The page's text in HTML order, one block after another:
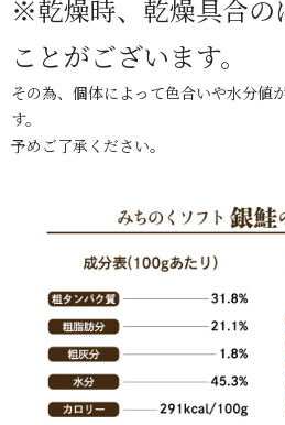
※乾燥時、乾燥具合の
ことがございます。
その為、個体によって色合いや水分値
す。
予めご了承ください。